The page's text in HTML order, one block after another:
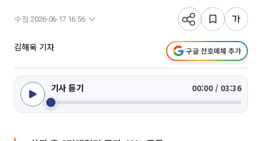
수정 2026-06-17 16:56
김해욱 기자 구글 선호매체 추가
기사 듣기 00:00 / 03:36